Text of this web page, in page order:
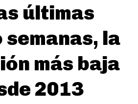
últimas
la
más baja
2013